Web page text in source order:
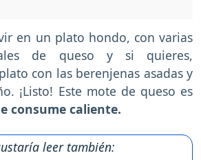
en un plato hondo, con varias
de queso y si quieres,
con las berenjenas asadas y
¡Listo! Este mote de queso es
consume caliente.
leer también: